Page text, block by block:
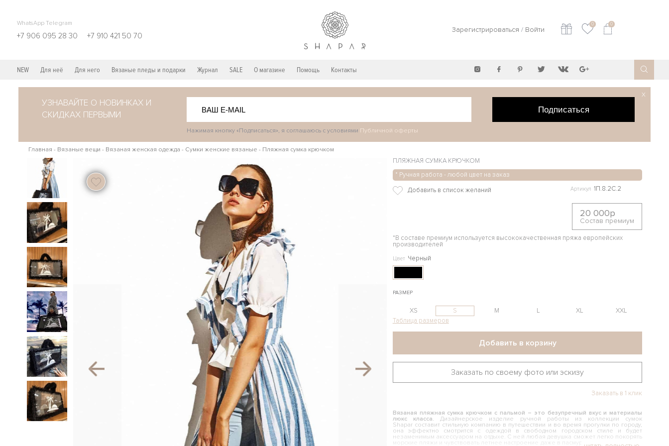
WhatsApp Telegram
+7 906 095 28 30 +7 910 421 50 70
Зарегистрироваться / Войти
0 0
NEW Для неё Для него Вязаные пледы и подарки Журнал SALE О магазине Помощь Контакты
УЗНАВАЙТЕ О НОВИНКАХ И
СКИДКАХ ПЕРВЫМИ
Подписаться
X
Нажимая кнопку «Подписаться», я соглашаюсь с условиями Публичной оферты
Главная - Вязаные вещи - Вязаная женская одежда - Сумки женские вязаные - Пляжная сумка крючком
116
ПЛЯЖНАЯ СУМКА КРЮЧКОМ
* Ручная работа - любой цвет на заказ
Артикул 1П.8.2С.2
20 000р
Состав премиум
*В составе премиум используется высококачественная пряжа европейских
производителей
Цвет Черный
РАЗМЕР
XS S M L XL
XXL
Таблица размеров
Добавить в корзину
Заказать по своему фото или эскизу
Заказать в 1 клик
Вязаная пляжная сумка крючком с пальмой – это безупречный вкус и материалы
люкс класса. Дизайнерское изделие ручной работы из коллекции сумок
Shapar составит стильную компанию в путешествии и во время прогулки по городу,
она эффектно смотрится с одеждой в свободном городском стиле и будет
незаменимым аксессуаром на отдыхе. С ней любая девушка сможет легко покорять
морские пляжи и чувствовать летнее настроение даже в пасмурные деньки. Если Вы